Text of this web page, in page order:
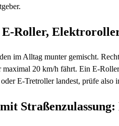
E-Roller,
im Alltag munter gemischt.
maximal 20 km/h fährt. Ein E-
E-Tretroller landest, prüfe also